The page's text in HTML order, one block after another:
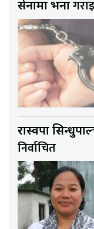
सेनामा भर्ना
रास्वपा
निर्वाचित